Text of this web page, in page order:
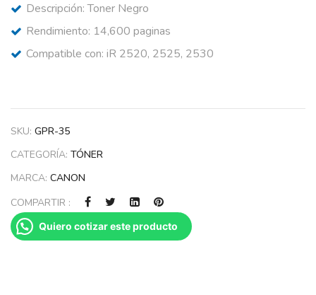
Descripción: Toner Negro
Rendimiento: 14,600 paginas
Compatible con: iR 2520, 2525, 2530
SKU: GPR-35
CATEGORÍA: TÓNER
MARCA: CANON
COMPARTIR :
Quiero cotizar este producto